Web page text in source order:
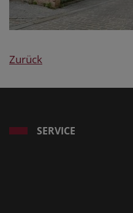
Zurück
SERVICE